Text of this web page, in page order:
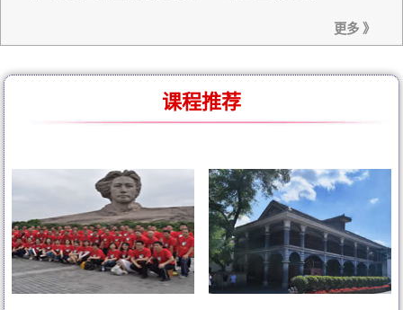
更多 》
课程推荐